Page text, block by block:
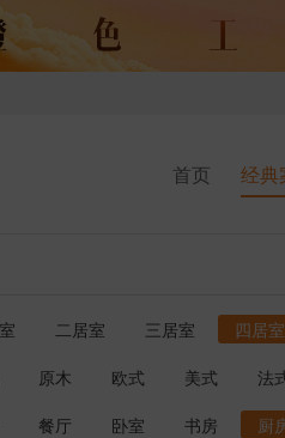
首页 经典
二居室 三居室
四居室
原木 欧式 美式
法
餐厅 卧室 书房 厨